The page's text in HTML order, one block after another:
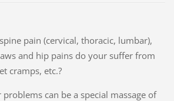
pain (cervical, thoracic, lumbar),
and hip pains do your suffer from
cramps, etc.?
can be a special massage of